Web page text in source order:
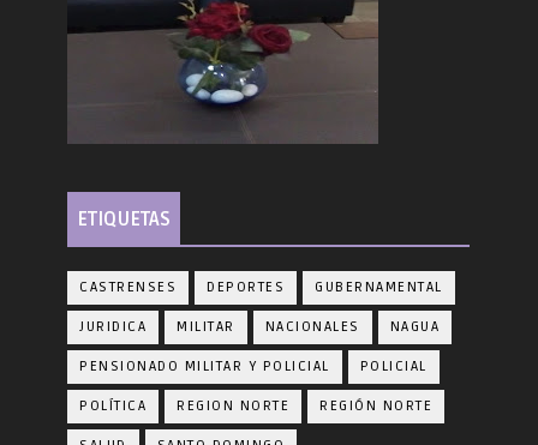
ETIQUETAS
CASTRENSES DEPORTES GUBERNAMENTAL
JURIDICA MILITAR NACIONALES NAGUA
PENSIONADO MILITAR Y POLICIAL POLICIAL
POLÍTICA REGION NORTE REGIÓN NORTE